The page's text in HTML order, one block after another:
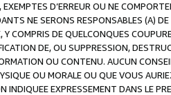
D’ERREUR OU NE
NE SERONS RESPONSABLES (A)
Y COMPRIS DE QUELCONQUES
DE, OU SUPPRESSION,
OU CONTENU. AUCUN
OU MORALE OU QUE VOUS
INDIQUEE EXPRESSEMENT DANS LE